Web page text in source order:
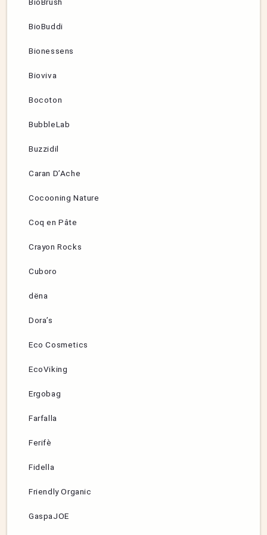
BioBrush
BioBuddi
Bionessens
Bioviva
Bocoton
BubbleLab
Buzzidil
Caran D’Ache
Cocooning Nature
Coq en Pâte
Crayon Rocks
Cuboro
dëna
Dora’s
Eco Cosmetics
EcoViking
Ergobag
Farfalla
Ferifè
Fidella
Friendly Organic
GaspaJOE